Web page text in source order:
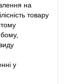
на
товару
у